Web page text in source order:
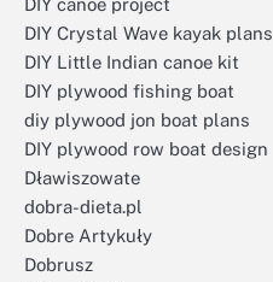
DIY canoe project
DIY Crystal Wave kayak plans
DIY Little Indian canoe kit
DIY plywood fishing boat
diy plywood jon boat plans
DIY plywood row boat design
Dławiszowate
dobra-dieta.pl
Dobre Artykuły
Dobrusz